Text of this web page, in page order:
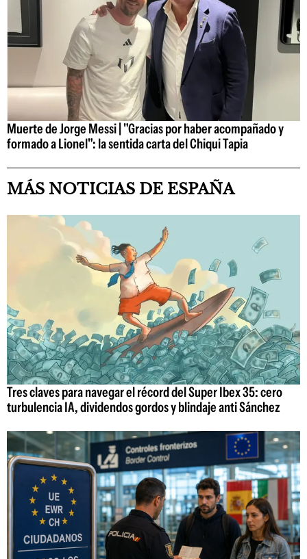
Muerte de Jorge Messi | "Gracias por haber acompañado y
formado a Lionel": la sentida carta del Chiqui Tapia
MÁS NOTICIAS DE ESPAÑA
Tres claves para navegar el récord del Super Ibex 35: cero
turbulencia IA, dividendos gordos y blindaje anti Sánchez